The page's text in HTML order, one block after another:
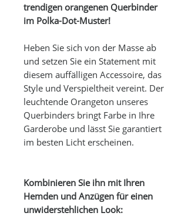
trendigen orangenen Querbinder
im Polka-Dot-Muster!
Heben Sie sich von der Masse ab
und setzen Sie ein Statement mit
diesem auffälligen Accessoire, das
Style und Verspieltheit vereint. Der
leuchtende Orangeton unseres
Querbinders bringt Farbe in Ihre
Garderobe und lässt Sie garantiert
im besten Licht erscheinen.
Kombinieren Sie ihn mit Ihren
Hemden und Anzügen für einen
unwiderstehlichen Look: